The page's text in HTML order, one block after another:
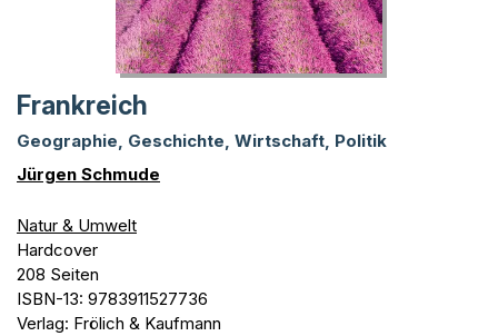
Frankreich
Geographie, Geschichte, Wirtschaft, Politik
Jürgen Schmude
Natur & Umwelt
Hardcover
208 Seiten
ISBN-13: 9783911527736
Verlag: Frölich & Kaufmann